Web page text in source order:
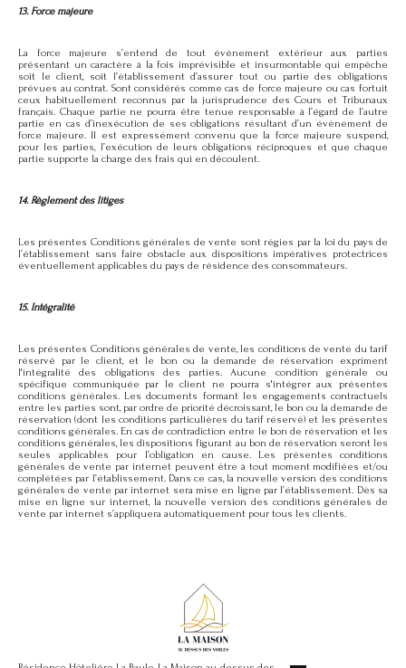
13. Force majeure
La force majeure s’entend de tout évènement extérieur aux parties
présentant un caractère à la fois imprévisible et insurmontable qui empêche
soit le client, soit l’établissement d’assurer tout ou partie des obligations
prévues au contrat. Sont considérés comme cas de force majeure ou cas fortuit
ceux habituellement reconnus par la jurisprudence des Cours et Tribunaux
français. Chaque partie ne pourra être tenue responsable à l’égard de l’autre
partie en cas d’inexécution de ses obligations résultant d’un évènement de
force majeure. Il est expressément convenu que la force majeure suspend,
pour les parties, l’exécution de leurs obligations réciproques et que chaque
partie supporte la charge des frais qui en découlent.
14. Règlement des litiges
Les présentes Conditions générales de vente sont régies par la loi du pays de
l’établissement sans faire obstacle aux dispositions impératives protectrices
éventuellement applicables du pays de résidence des consommateurs.
15. Intégralité
Les présentes Conditions générales de vente, les conditions de vente du tarif
réservé par le client, et le bon ou la demande de réservation expriment
l'intégralité des obligations des parties. Aucune condition générale ou
spécifique communiquée par le client ne pourra s'intégrer aux présentes
conditions générales. Les documents formant les engagements contractuels
entre les parties sont, par ordre de priorité décroissant, le bon ou la demande de
réservation (dont les conditions particulières du tarif réservé) et les présentes
conditions générales. En cas de contradiction entre le bon de réservation et les
conditions générales, les dispositions figurant au bon de réservation seront les
seules applicables pour l’obligation en cause. Les présentes conditions
générales de vente par internet peuvent être à tout moment modifiées et/ou
complétées par l’établissement. Dans ce cas, la nouvelle version des conditions
générales de vente par internet sera mise en ligne par l’établissement. Dès sa
mise en ligne sur internet, la nouvelle version des conditions générales de
vente par internet s’appliquera automatiquement pour tous les clients.